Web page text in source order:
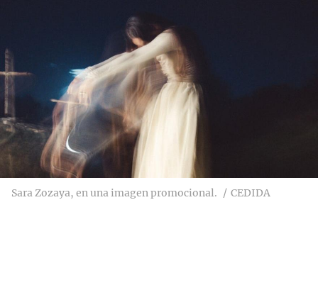
Sara Zozaya, en una imagen promocional. CEDIDA